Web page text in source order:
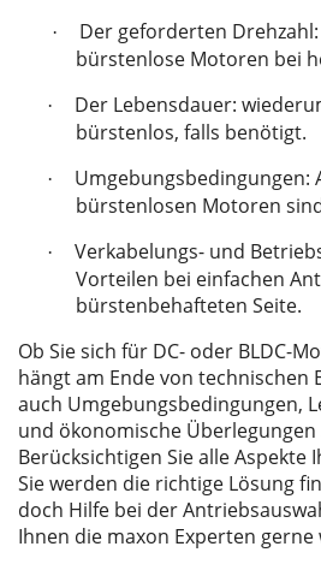
·
Der geforderten
bürstenlose Motoren bei
·
Der Lebensdauer:
bürstenlos, falls benötigt.
·
Umgebungsbedingungen:
bürstenlosen Motoren
·
Verkabelungs- und
Vorteilen bei einfachen
bürstenbehafteten Seite.
Ob Sie sich für DC- oder BLDC-
hängt am Ende von technischen
auch Umgebungsbedingungen,
und ökonomische Überlegungen
Berücksichtigen Sie alle Aspekte
Sie werden die richtige Lösung
doch Hilfe bei der
Ihnen die maxon Experten gerne